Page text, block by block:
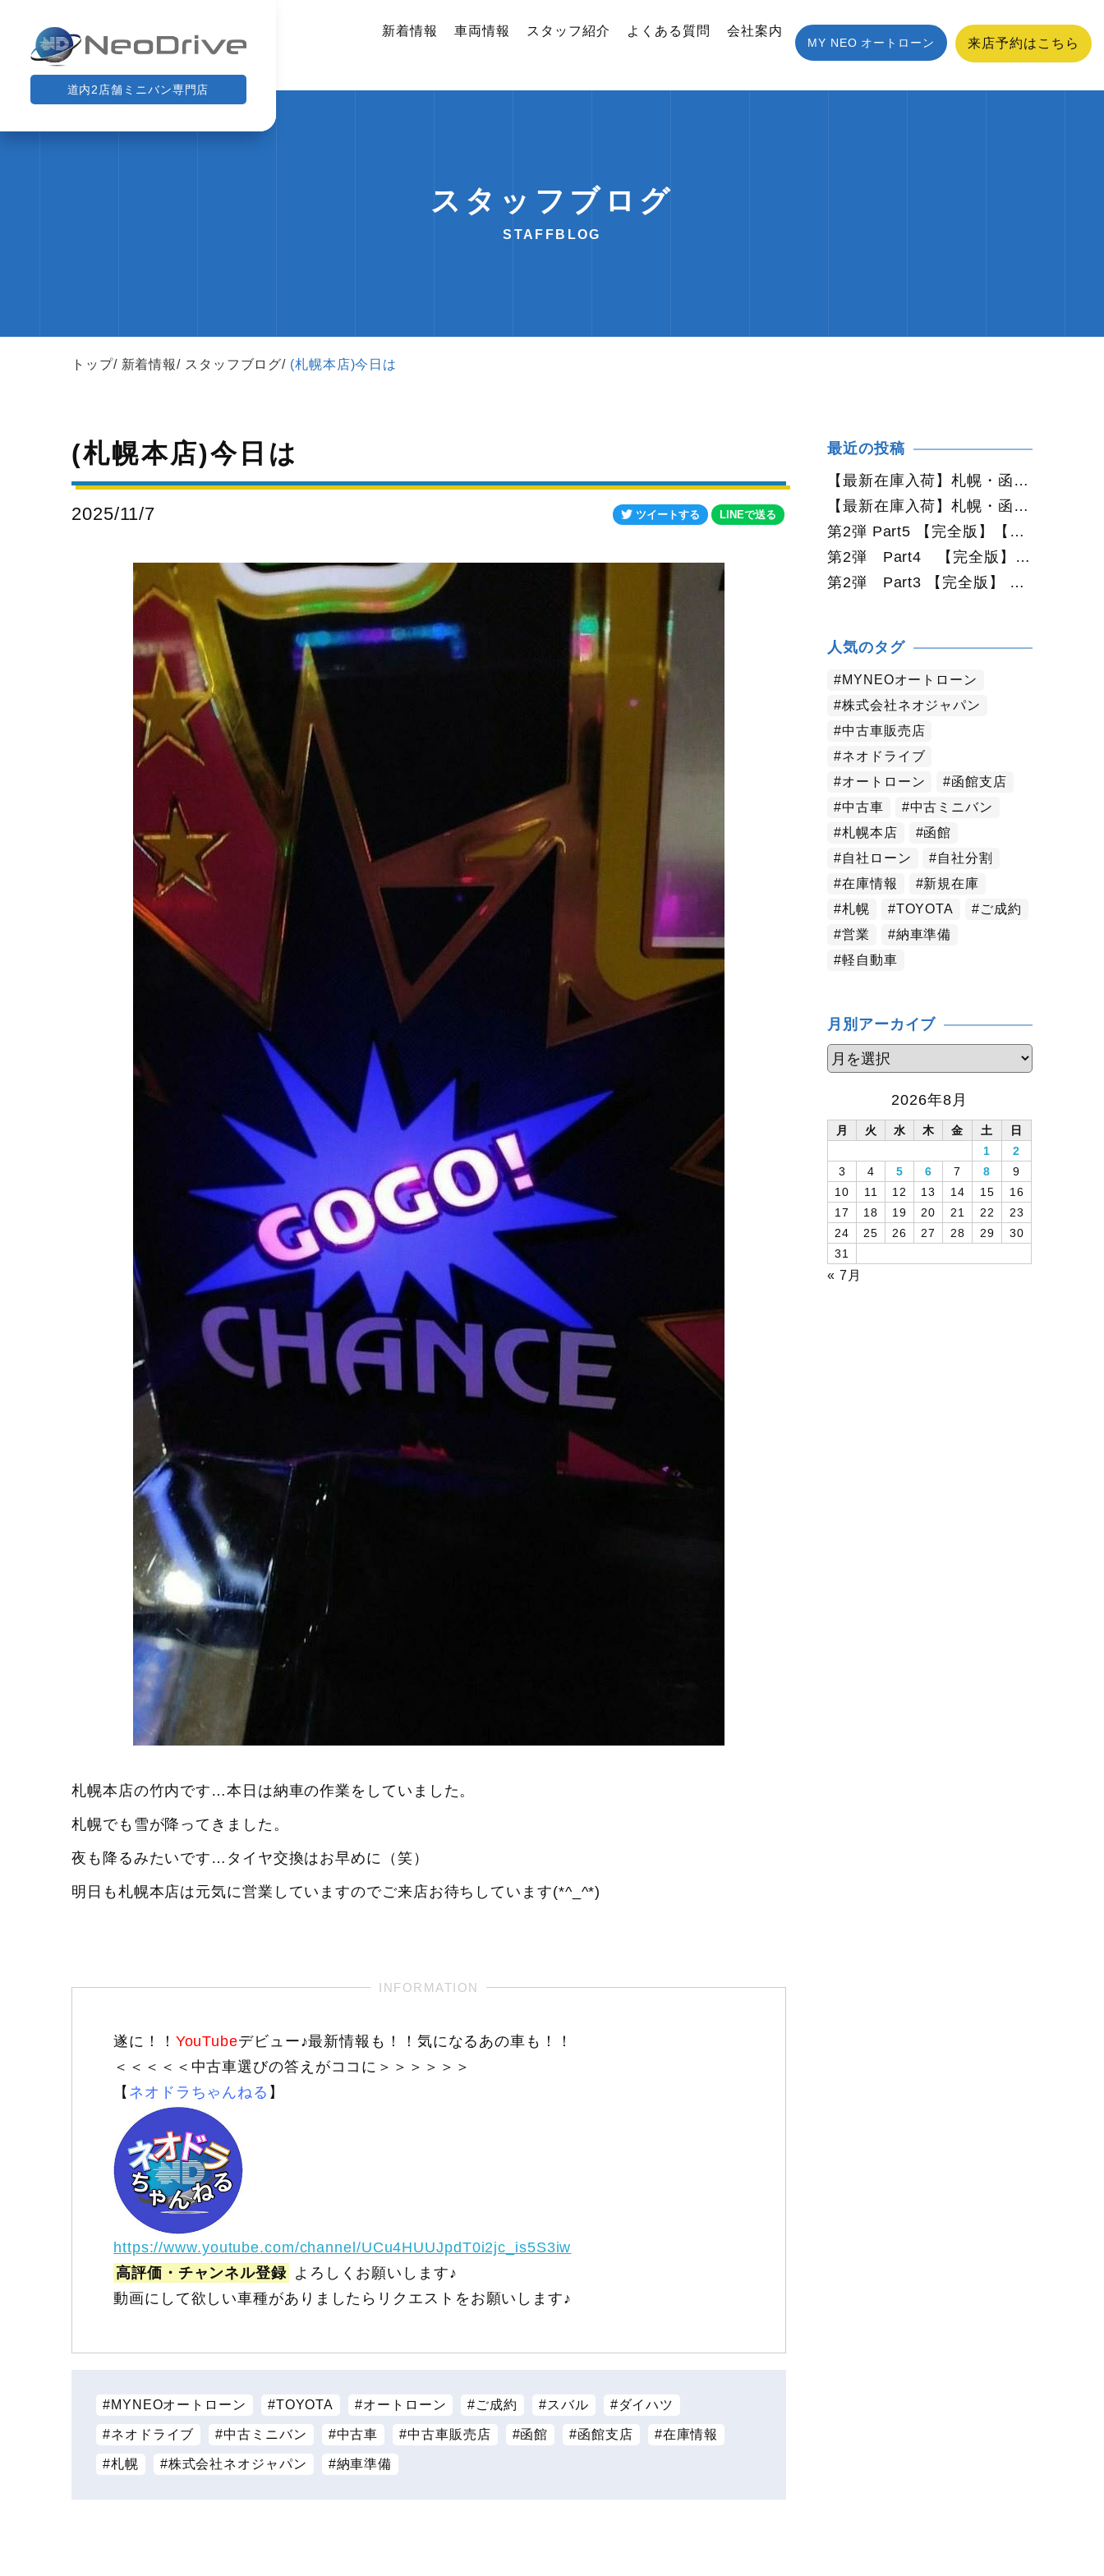
道内2店舗ミニバン専門店
新着情報 車両情報 スタッフ紹介 よくある質問 会社案内
MY NEO オートローン 来店予約はこちら
スタッフブログ
STAFFBLOG
トップ 新着情報 スタッフブログ (札幌本店)今日は
(札幌本店)今日は
2025/11/7 ツイートする LINEで送る
札幌本店の竹内です…本日は納車の作業をしていました。
札幌でも雪が降ってきました。
夜も降るみたいです…タイヤ交換はお早めに（笑）
明日も札幌本店は元気に営業していますのでご来店お待ちしています(*^_^*)
遂に！！ YouTubeデビュー♪最新情報も！！気になるあの車も！！
＜＜＜＜＜中古車選びの答えがココに＞＞＞＞＞＞
【 ネオドラちゃんねる 】
https://www.youtube.com/channel/UCu4HUUJpdT0i2jc_is5S3iw
高評価・チャンネル登録 よろしくお願いします♪
動画にして欲しい車種がありましたらリクエストをお願いします♪
MYNEOオートローン TOYOTA オートローン ご成約 スバル ダイハツ
ネオドライブ 中古ミニバン 中古車 中古車販売店 函館 函館支店 在庫情報
札幌 株式会社ネオジャパン 納車準備
最近の投稿
【最新在庫入荷】札幌・函館で人気の中古車が続々入庫中｜早い者勝ち！【トヨタ ヴォクシー2.0ZS煌Ⅱ 4WD】
【最新在庫入荷】札幌・函館で人気の中古車が続々入庫中｜早い者勝ち！【ダイハツ タント660カスタムX 4WD】
第2弾 Part5 【完全版】【2026年最新版】札幌で中古車を買うなら何月がおすすめ？狙い目の時期・冬前に買うメリットを徹底解説
第2弾 Part4 【完全版】 【2026年最新版】札幌で中古車を買うなら2WDと4WDどっち？北海道の雪道・燃費・価格・維持費を徹底比較
第2弾 Part3 【完全版】 【2026年最新版】札幌で軽自動車を持つと月々いくら？維持費・ガソリン・保険・車検・冬タイヤまで徹底解説
人気のタグ
MYNEOオートローン
株式会社ネオジャパン
中古車販売店
ネオドライブ
オートローン
函館支店
中古車
中古ミニバン
札幌本店
函館
自社ローン
自社分割
在庫情報
新規在庫
札幌
TOYOTA
ご成約
営業
納車準備
軽自動車
月別アーカイブ
2026年8月
月 火 水 木 金 土
日
1
2
3
4 5 6 7 8
9
10
11 12 13 14 15
16
17
18 19 20 21 22
23
24
25 26 27 28 29
30
31
« 7月